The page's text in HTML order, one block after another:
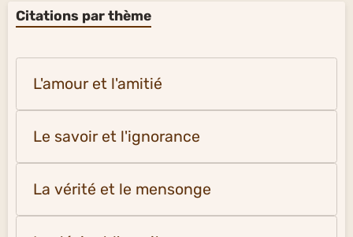
Citations par thème
L'amour et l'amitié
Le savoir et l'ignorance
La vérité et le mensonge